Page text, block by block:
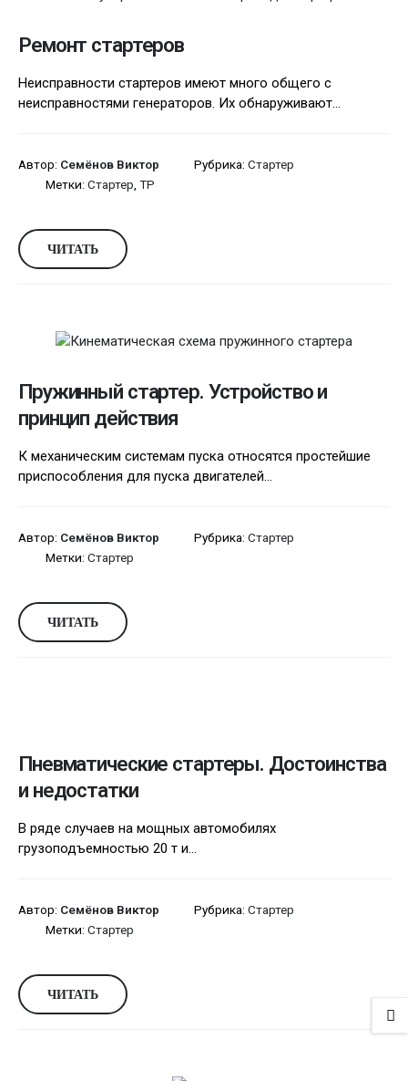
Ремонт стартеров
Неисправности стартеров имеют много общего с
неисправностями генераторов. Их обнаруживают...
Автор: Семёнов Виктор Рубрика: Стартер
Метки: Стартер ТР
ЧИТАТЬ
Пружинный стартер. Устройство и
принцип действия
К механическим системам пуска относятся простейшие
приспособления для пуска двигателей...
Автор: Семёнов Виктор Рубрика: Стартер
Метки: Стартер
ЧИТАТЬ
Пневматические стартеры. Достоинства
и недостатки
В ряде случаев на мощных автомобилях
грузоподъемностью 20 т и...
Автор: Семёнов Виктор Рубрика: Стартер
Метки: Стартер
ЧИТАТЬ